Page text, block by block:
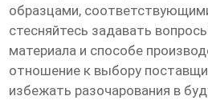
образцами,
стесняйтесь задавать
материала и способе
отношение к выбору
избежать разочарования в